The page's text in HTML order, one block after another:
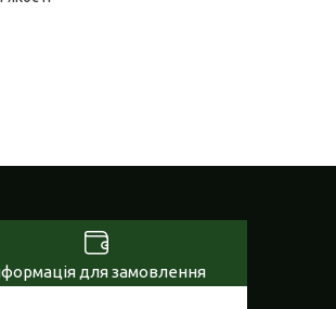
для замовлення